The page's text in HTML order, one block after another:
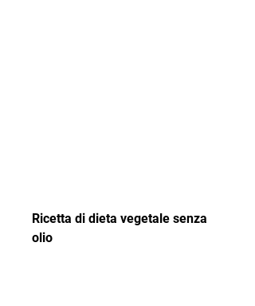
Ricetta di dieta vegetale senza
olio